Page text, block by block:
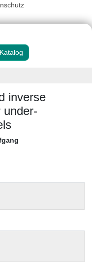
inverse
under-